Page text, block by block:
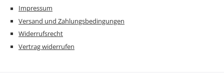
Impressum
Versand und Zahlungsbedingungen
Widerrufsrecht
Vertrag widerrufen